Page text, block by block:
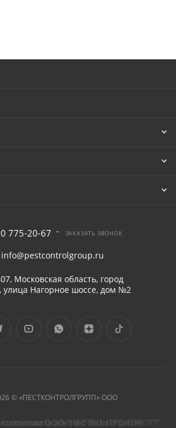
775-20-67 ЗАКАЗАТЬ ЗВОНОК
info@pestcontrolgroup.ru
Московская область, город
улица Нагорное шоссе, дом №2
© «ПЕСТКОНТРОЛГРУПП» ООО
без согласия правообладателя компании ООО "ПЕСТКОНТРОЛГРУПП"